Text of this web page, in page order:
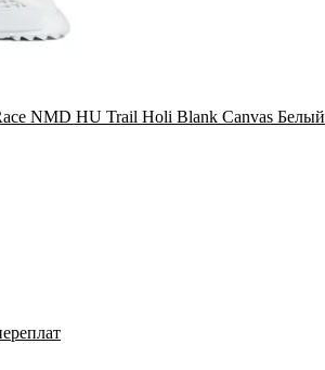
NMD HU Trail Holi Blank Canvas Белый